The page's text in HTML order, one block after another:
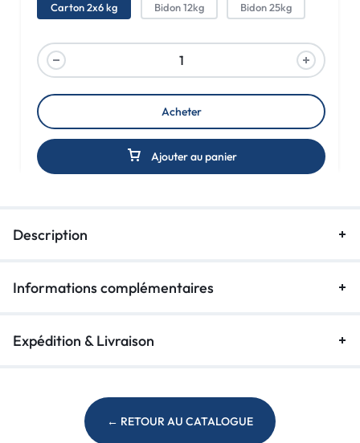
Carton 2x6 kg Bidon 12kg Bidon 25kg
Ajouter au panier
Acheter
e
a
v
Description
Informations complémentaires
Expédition & Livraison
← RETOUR AU CATALOGUE